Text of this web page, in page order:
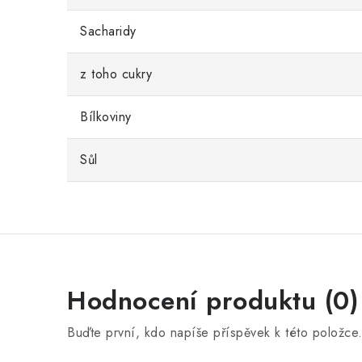
Sacharidy
z toho cukry
Bílkoviny
Sůl
Hodnocení produktu (0)
Buďte první, kdo napíše příspěvek k této položce.